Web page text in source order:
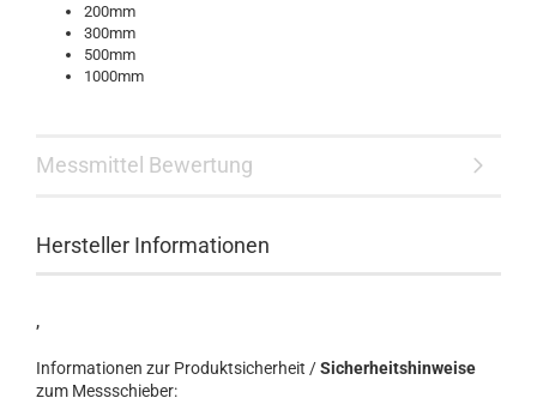
200mm
300mm
500mm
1000mm
Messmittel Bewertung
Hersteller Informationen
,
Informationen zur Produktsicherheit /Sicherheitshinweise
zum Messschieber: